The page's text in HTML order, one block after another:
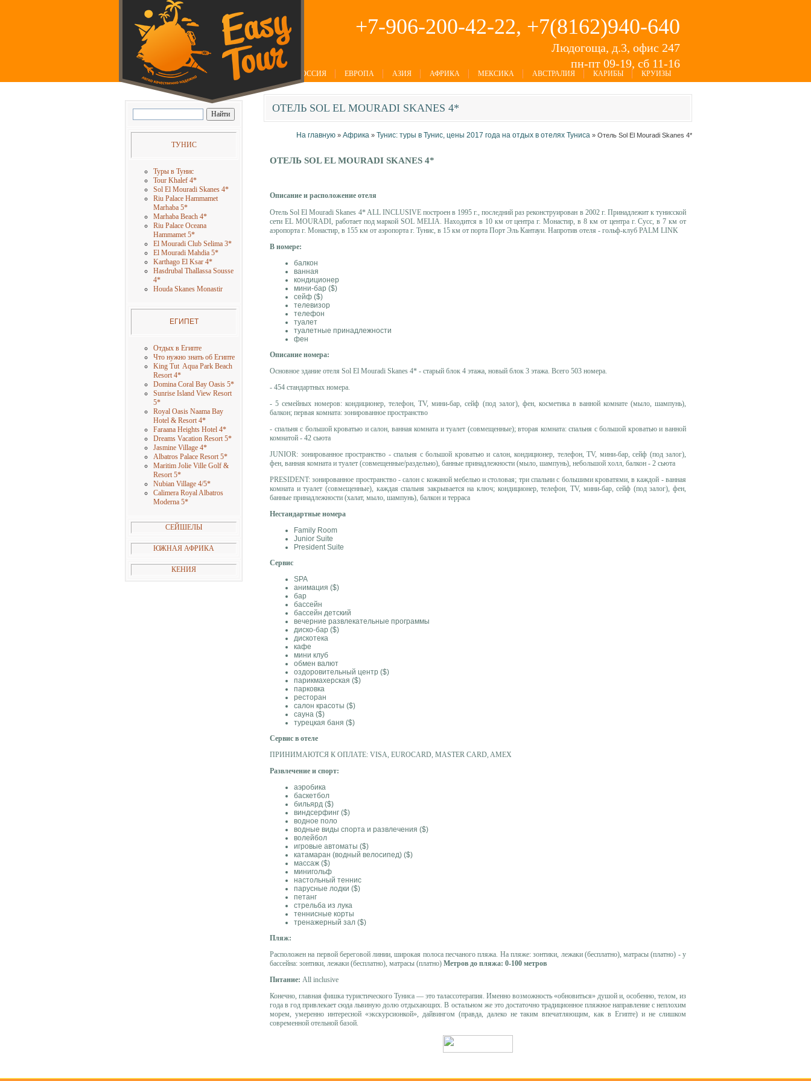
+7-906-200-42-22, +7(8162)940-640
Людогоща, д.3, офис 247
пн-пт 09-19, сб 11-16
РОССИЯ ЕВРОПА АЗИЯ АФРИКА МЕКСИКА АВСТРАЛИЯ КАРИБЫ КРУИЗЫ
ТУНИС
Туры в Тунис
Tour Khalef 4*
Sol El Mouradi Skanes 4*
Riu Palace Hammamet
Marhaba 5*
Marhaba Beach 4*
Riu Palace Oceana
Hammamet 5*
El Mouradi Club Selima 3*
El Mouradi Mahdia 5*
Karthago El Ksar 4*
Hasdrubal Thallassa Sousse
4*
Houda Skanes Monastir
ЕГИПЕТ
Отдых в Египте
Что нужно знать об Египте
King Tut Aqua Park Beach
Resort 4*
Domina Coral Bay Oasis 5*
Sunrise Island View Resort
5*
Royal Oasis Naama Bay
Hotel & Resort 4*
Faraana Heights Hotel 4*
Dreams Vacation Resort 5*
Jasmine Village 4*
Albatros Palace Resort 5*
Maritim Jolie Ville Golf &
Resort 5*
Nubian Village 4/5*
Calimera Royal Albatros
Moderna 5*
СЕЙШЕЛЫ
ЮЖНАЯ АФРИКА
КЕНИЯ
ОТЕЛЬ SOL EL MOURADI SKANES 4*
На главную » Африка » Тунис: туры в Тунис, цены 2017 года на отдых в отелях Туниса » Отель Sol El Mouradi Skanes 4*
ОТЕЛЬ SOL EL MOURADI SKANES 4*
Описание и расположение отеля
Отель Sol El Mouradi Skanes 4* ALL INCLUSIVE построен в 1995 г., последний раз реконструирован в 2002 г. Принадлежит к туниcской
сети EL MOURADI, работает под маркой SOL MELIA. Находится в 10 км от центра г. Монастир, в 8 км от центра г. Сусс, в 7 км от
аэропорта г. Монастир, в 155 км от аэропорта г. Тунис, в 15 км от порта Порт Эль Кантауи. Напротив отеля - гольф-клуб PALM LINK
В номере:
балкон
ванная
кондиционер
мини-бар ($)
сейф ($)
телевизор
телефон
туалет
туалетные принадлежности
фен
Описание номера:
Основное здание отеля Sol El Mouradi Skanes 4* - старый блок 4 этажа, новый блок 3 этажа. Всего 503 номера.
- 454 стандартных номера.
- 5 семейных номеров: кондиционер, телефон, TV, мини-бар, сейф (под залог), фен, косметика в ванной комнате (мыло, шампунь),
балкон; первая комната: зонированное пространство
- спальня с большой кроватью и салон, ванная комната и туалет (совмещенные); вторая комната: спальня с большой кроватью и ванной
комнатой - 42 сьюта
JUNIOR: зонированное пространство - спальня с большой кроватью и салон, кондиционер, телефон, TV, мини-бар, сейф (под залог),
фен, ванная комната и туалет (совмещенные/раздельно), банные принадлежности (мыло, шампунь), небольшой холл, балкон - 2 сьюта
PRESIDENT: зонированное пространство - салон с кожаной мебелью и столовая; три спальни с большими кроватями, в каждой - ванная
комната и туалет (совмещенные), каждая спальня закрывается на ключ; кондиционер, телефон, TV, мини-бар, сейф (под залог), фен,
банные принадлежности (халат, мыло, шампунь), балкон и терраса
Нестандартные номера
Family Room
Junior Suite
President Suite
Сервис
SPA
анимация ($)
бар
бассейн
бассейн детский
вечерние развлекательные программы
диско-бар ($)
дискотека
кафе
мини клуб
обмен валют
оздоровительный центр ($)
парикмахерская ($)
парковка
ресторан
салон красоты ($)
сауна ($)
турецкая баня ($)
Сервис в отеле
ПРИНИМАЮТСЯ К ОПЛАТЕ: VISA, EUROCARD, MASTER CARD, AMEX
Развлечение и спорт:
аэробика
баскетбол
бильярд ($)
виндсерфинг ($)
водное поло
водные виды спорта и развлечения ($)
волейбол
игровые автоматы ($)
катамаран (водный велосипед) ($)
массаж ($)
минигольф
настольный теннис
парусные лодки ($)
петанг
стрельба из лука
теннисные корты
тренажерный зал ($)
Пляж:
Расположен на первой береговой линии, широкая полоса песчаного пляжа. На пляже: зонтики, лежаки (бесплатно), матрасы (платно) - у
бассейна: зонтики, лежаки (бесплатно), матрасы (платно) Метров до пляжа: 0-100 метров
Питание: All inclusive
Конечно, главная фишка туристического Туниса — это талассотерапия. Именно возможность «обновиться» душой и, особенно, телом, из
года в год привлекает сюда львиную долю отдыхающих. В остальном же это достаточно традиционное пляжное направление с неплохим
морем, умеренно интересной «экскурсионкой», дайвингом (правда, далеко не таким впечатляющим, как в Египте) и не слишком
современной отельной базой.